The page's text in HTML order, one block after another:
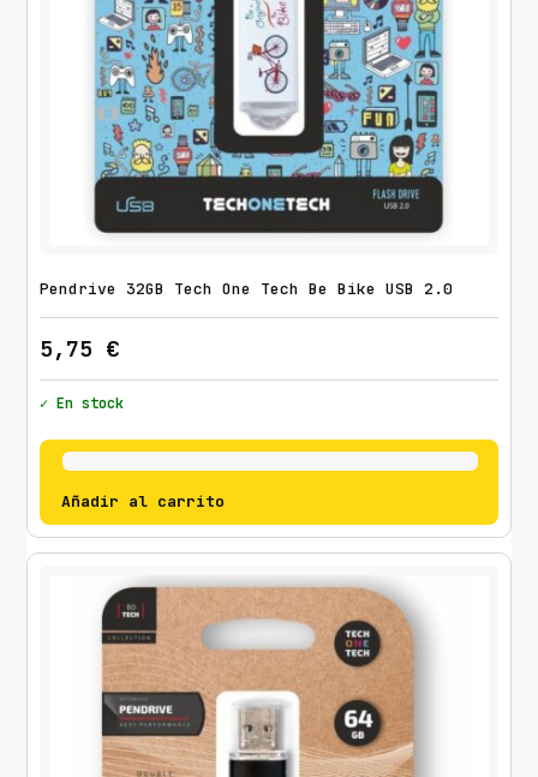
Pendrive 32GB Tech One Tech Be Bike USB 2.0
5,75 €
✓ En stock
Añadir al carrito